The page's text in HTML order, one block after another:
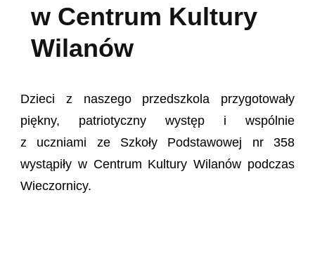
w Centrum Kultury
Wilanów
Dzieci z naszego przedszkola przygotowały
piękny, patriotyczny występ i wspólnie
z uczniami ze Szkoły Podstawowej nr 358
wystąpiły w Centrum Kultury Wilanów podczas
Wieczornicy.